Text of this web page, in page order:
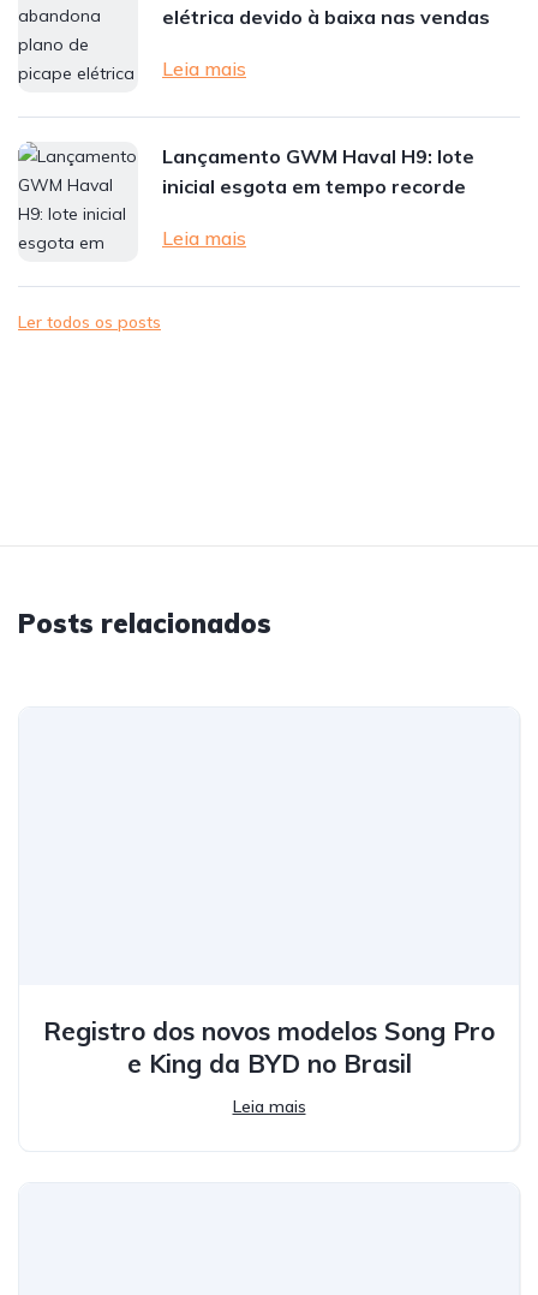
elétrica devido à baixa nas vendas
Leia mais
Lançamento GWM Haval H9: lote
inicial esgota em tempo recorde
Leia mais
Ler todos os posts
Posts relacionados
Registro dos novos modelos Song Pro
e King da BYD no Brasil
Leia mais